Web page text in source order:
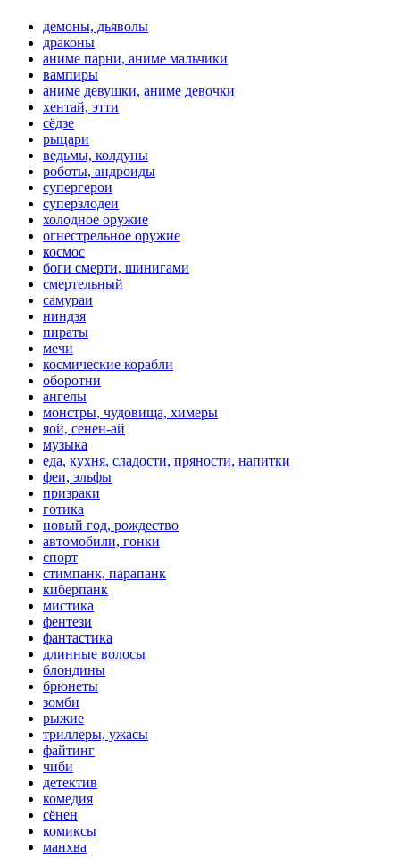
демоны, дьяволы
драконы
аниме парни, аниме мальчики
вампиры
аниме девушки, аниме девочки
хентай, этти
сёдзе
рыцари
ведьмы, колдуны
роботы, андроиды
супергерои
суперзлодеи
холодное оружие
огнестрельное оружие
космос
боги смерти, шинигами
смертельный
самураи
ниндзя
пираты
мечи
космические корабли
оборотни
ангелы
монстры, чудовища, химеры
яой, сенен-ай
музыка
еда, кухня, сладости, пряности, напитки
феи, эльфы
призраки
готика
новый год, рождество
автомобили, гонки
спорт
стимпанк, парапанк
киберпанк
мистика
фентези
фантастика
длинные волосы
блондины
брюнеты
зомби
рыжие
триллеры, ужасы
файтинг
чиби
детектив
комедия
сёнен
комиксы
манхва